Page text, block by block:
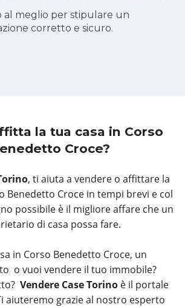
al meglio per stipulare un
corretto e sicuro.
la tua casa in Corso
Croce?
, ti aiuta a vendere o affittare la
Benedetto Croce in tempi brevi e col
possibile è il migliore affare che un
di casa possa fare.
in Corso Benedetto Croce, un
o vuoi vendere il tuo immobile?
Vendere Case Torino è il portale
aiuteremo grazie al nostro esperto